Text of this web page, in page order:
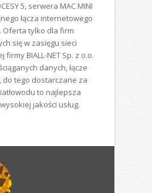
5, serwera MAC MINI
łącza internetowego
Oferta tylko dla firm
się w zasięgu sieci
firmy BIALL-NET Sp. z o.o.
danych, łącze
do tego dostarczane za
to najlepsza
jakości usług.